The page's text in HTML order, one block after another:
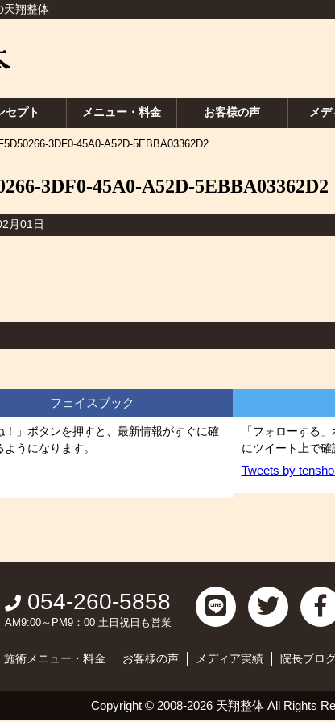
天翔整体
セプト メニュー・料金 お客様の声 メ
F5D50266-3DF0-45A0-A52D-5EBBA03362D2
3DF0-45A0-A52D-5EBBA03362D2
月01日
フェイスブック
！」ボタンを押すと、最新情報がすぐに確
うになります。
「フォローする
にツイート上で確
Tweets by
054-260-5858
AM9:00～PM9：00 土日祝日も営業
施術メニュー・料金 お客様の声 メディア実績 院長ブロ
Copyright © 2008-2026 天翔整体All Rights